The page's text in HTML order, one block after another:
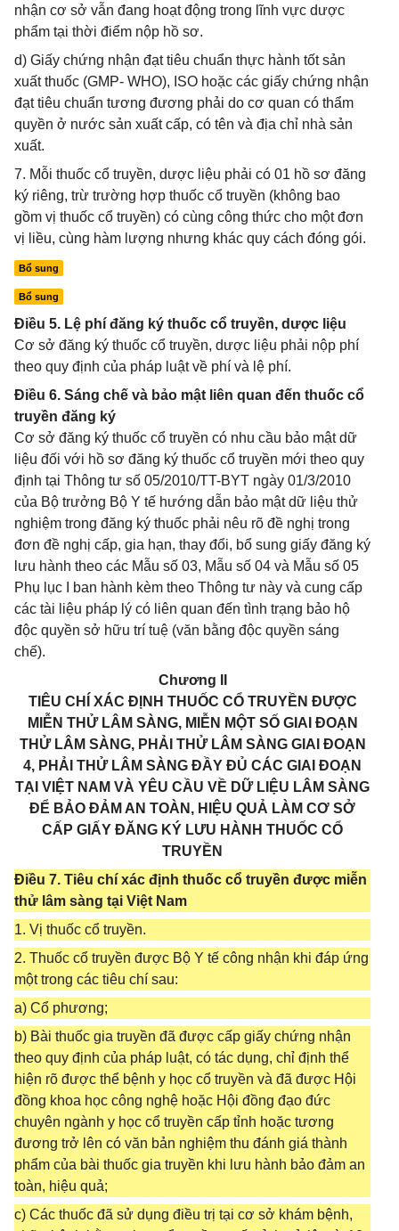
nhận cơ sở vẫn đang hoạt động trong lĩnh vực dược
phẩm tại thời điểm nộp hồ sơ.
d) Giấy chứng nhận đạt tiêu chuẩn thực hành tốt sản
xuất thuốc (GMP- WHO), ISO hoặc các giấy chứng nhận
đạt tiêu chuẩn tương đương phải do cơ quan có thẩm
quyền ở nước sản xuất cấp, có tên và địa chỉ nhà sản
xuất.
7. Mỗi thuốc cổ truyền, dược liệu phải có 01 hồ sơ đăng
ký riêng, trừ trường hợp thuốc cổ truyền (không bao
gồm vị thuốc cổ truyền) có cùng công thức cho một đơn
vị liều, cùng hàm lượng nhưng khác quy cách đóng gói.
Bổ sung
Bổ sung
Điều 5. Lệ phí đăng ký thuốc cổ truyền, dược liệu
Cơ sở đăng ký thuốc cổ truyền, dược liệu phải nộp phí
theo quy định của pháp luật về phí và lệ phí.
Điều 6. Sáng chế và bảo mật liên quan đến thuốc cổ
truyền đăng ký
Cơ sở đăng ký thuốc cổ truyền có nhu cầu bảo mật dữ
liệu đối với hồ sơ đăng ký thuốc cổ truyền mới theo quy
định tại Thông tư số 05/2010/TT-BYT ngày 01/3/2010
của Bộ trưởng Bộ Y tế hướng dẫn bảo mật dữ liệu thử
nghiệm trong đăng ký thuốc phải nêu rõ đề nghị trong
đơn đề nghị cấp, gia hạn, thay đổi, bổ sung giấy đăng ký
lưu hành theo các Mẫu số 03, Mẫu số 04 và Mẫu số 05
Phụ lục I ban hành kèm theo Thông tư này và cung cấp
các tài liệu pháp lý có liên quan đến tình trạng bảo hộ
độc quyền sở hữu trí tuệ (văn bằng độc quyền sáng
chế).
Chương II
TIÊU CHÍ XÁC ĐỊNH THUỐC CỔ TRUYỀN ĐƯỢC
MIỄN THỬ LÂM SÀNG, MIỄN MỘT SỐ GIAI ĐOẠN
THỬ LÂM SÀNG, PHẢI THỬ LÂM SÀNG GIAI ĐOẠN
4, PHẢI THỬ LÂM SÀNG ĐẦY ĐỦ CÁC GIAI ĐOẠN
TẠI VIỆT NAM VÀ YÊU CẦU VỀ DỮ LIỆU LÂM SÀNG
ĐỂ BẢO ĐẢM AN TOÀN, HIỆU QUẢ LÀM CƠ SỞ
CẤP GIẤY ĐĂNG KÝ LƯU HÀNH THUỐC CỔ
TRUYỀN
Điều 7. Tiêu chí xác định thuốc cổ truyền được miễn
thử lâm sàng tại Việt Nam
1. Vị thuốc cổ truyền.
2. Thuốc cổ truyền được Bộ Y tế công nhận khi đáp ứng
một trong các tiêu chí sau:
a) Cổ phương;
b) Bài thuốc gia truyền đã được cấp giấy chứng nhận
theo quy định của pháp luật, có tác dụng, chỉ định thể
hiện rõ được thể bệnh y học cổ truyền và đã được Hội
đồng khoa học công nghệ hoặc Hội đồng đạo đức
chuyên ngành y học cổ truyền cấp tỉnh hoặc tương
đương trở lên có văn bản nghiệm thu đánh giá thành
phẩm của bài thuốc gia truyền khi lưu hành bảo đảm an
toàn, hiệu quả;
c) Các thuốc đã sử dụng điều trị tại cơ sở khám bệnh,